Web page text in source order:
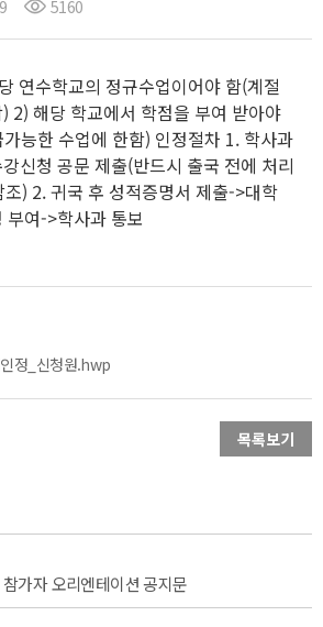
5160
연수학교의 정규수업이어야 함(계절
2) 해당 학교에서 학점을 부여 받아야
능한 수업에 한함) 인정절차 1. 학사과
신청 공문 제출(반드시 출국 전에 처리
) 2. 귀국 후 성적증명서 제출->대학
부여->학사과 통보
정_신청원.hwp
목록보기
가자 오리엔테이션 공지문